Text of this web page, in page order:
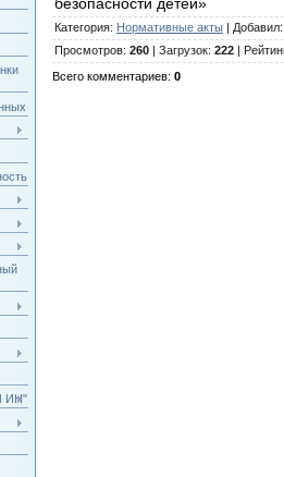
ИН"
безопасности детей»
Категория: Нормативные акты Добавил
Просмотров: 260 Загрузок: 222
Всего комментариев: 0